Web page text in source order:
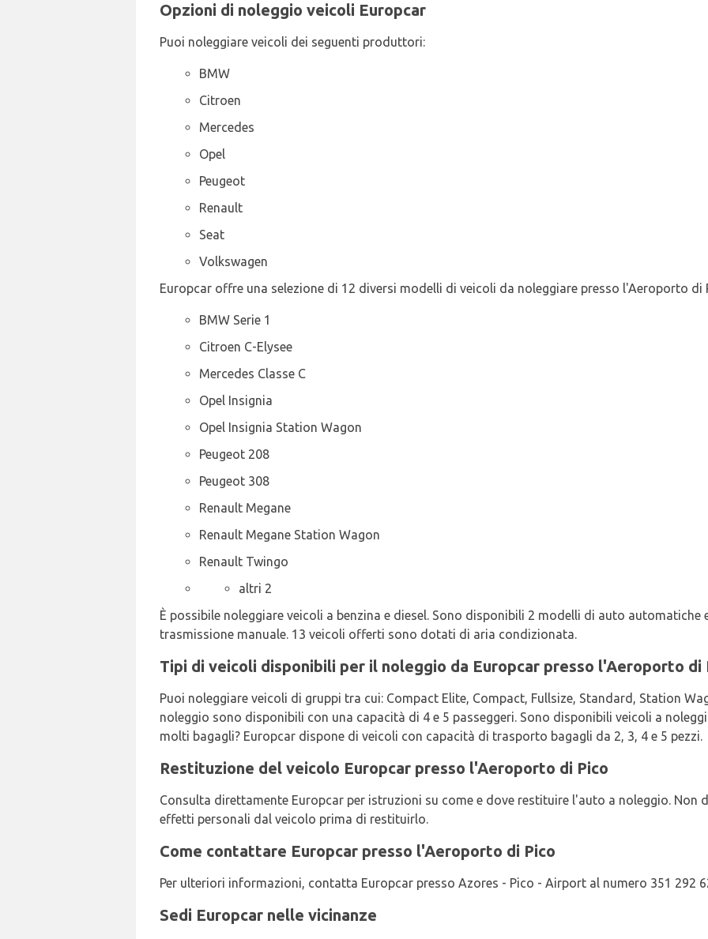
Opzioni di noleggio veicoli Europcar
Puoi noleggiare veicoli dei seguenti produttori:
BMW
Citroen
Mercedes
Opel
Peugeot
Renault
Seat
Volkswagen
Europcar offre una selezione di 12 diversi modelli di veicoli da noleggiare presso l'Aeroporto di
BMW Serie 1
Citroen C-Elysee
Mercedes Classe C
Opel Insignia
Opel Insignia Station Wagon
Peugeot 208
Peugeot 308
Renault Megane
Renault Megane Station Wagon
Renault Twingo
altri 2
È possibile noleggiare veicoli a benzina e diesel. Sono disponibili 2 modelli di auto automatiche
trasmissione manuale. 13 veicoli offerti sono dotati di aria condizionata.
Tipi di veicoli disponibili per il noleggio da Europcar presso l'Aeroporto di
Puoi noleggiare veicoli di gruppi tra cui: Compact Elite, Compact, Fullsize, Standard, Station
noleggio sono disponibili con una capacità di 4 e 5 passeggeri. Sono disponibili veicoli a
molti bagagli? Europcar dispone di veicoli con capacità di trasporto bagagli da 2, 3, 4 e 5 pezzi.
Restituzione del veicolo Europcar presso l'Aeroporto di Pico
Consulta direttamente Europcar per istruzioni su come e dove restituire l'auto a noleggio. Non
effetti personali dal veicolo prima di restituirlo.
Come contattare Europcar presso l'Aeroporto di Pico
Per ulteriori informazioni, contatta Europcar presso Azores - Pico - Airport al numero 351 292
Sedi Europcar nelle vicinanze